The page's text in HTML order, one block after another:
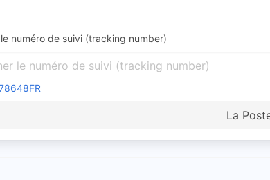
numéro de suivi (tracking number)
La